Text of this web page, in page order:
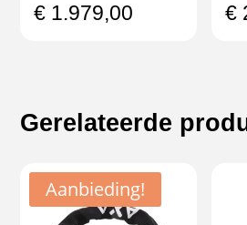
€ 1.979,00 €
Gerelateerde
Aanbieding!